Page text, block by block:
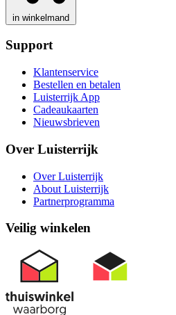
in winkelmand
Support
Klantenservice
Bestellen en betalen
Luisterrijk App
Cadeaukaarten
Nieuwsbrieven
Over Luisterrijk
Over Luisterrijk
About Luisterrijk
Partnerprogramma
Veilig winkelen